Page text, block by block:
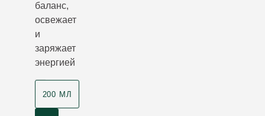
баланс,
освежает
и
заряжает
энергией
200 МЛ